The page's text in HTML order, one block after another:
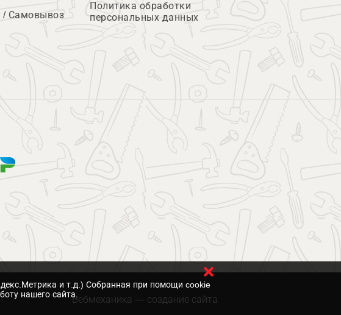
/ Самовывоз
Политика обработки
персональных данных
Вебмеханика — создание сайта
и т.д.) Собранная при помощи cookie
нашего сайта.